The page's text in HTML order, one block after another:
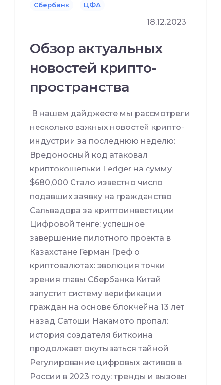
Сбербанк ЦФА
18.12.2023
Обзор актуальных
новостей крипто-
пространства
В нашем дайджесте мы рассмотрели
несколько важных новостей крипто-
индустрии за последнюю неделю:
Вредоносный код атаковал
криптокошельки Ledger на сумму
$680,000 Стало известно число
подавших заявку на гражданство
Сальвадора за криптоинвестиции
Цифровой тенге: успешное
завершение пилотного проекта в
Казахстане Герман Греф о
криптовалютах: эволюция точки
зрения главы Сбербанка Китай
запустит систему верификации
граждан на основе блокчейна 13 лет
назад Сатоши Накамото пропал:
история создателя биткоина
продолжает окутываться тайной
Регулирование цифровых активов в
России в 2023 году: тренды и вызовы